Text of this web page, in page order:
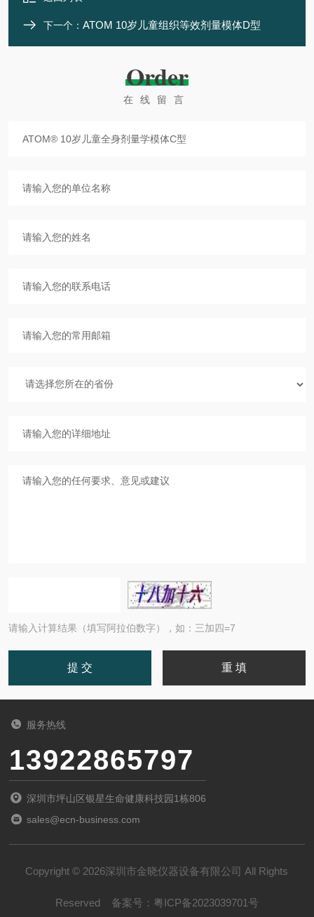
下一个： ATOM 10岁儿童组织等效剂量模体D型
Order
在线留言
请输入计算结果（填写阿拉伯数字），如：三加四=7
服务热线
13922865797
深圳市坪山区银星生命健康科技园1栋806
sales@ecn-business.com
Copyright © 2026深圳市金晓仪器设备有限公司 All Rights
Reserved 备案号： 粤ICP备2023039701号